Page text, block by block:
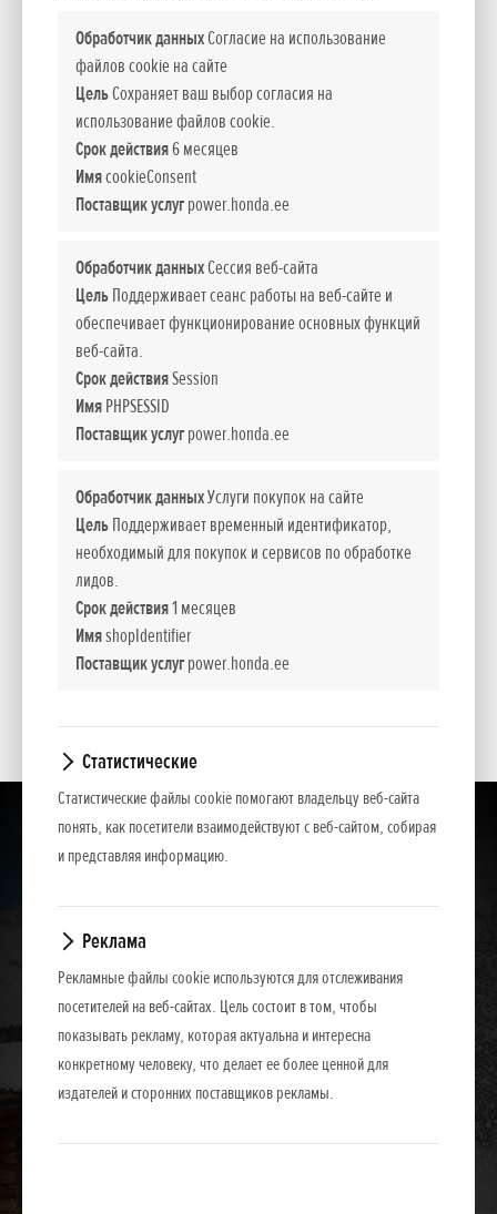
Обработчик данныхСогласие на использование
файлов cookie на сайте
ЦельСохраняет ваш выбор согласия на
использование файлов cookie.
Срок действия6 месяцев
ИмяcookieConsent
Поставщик услугpower.honda.ee
Обработчик данныхСессия веб-сайта
ЦельПоддерживает сеанс работы на веб-сайте и
обеспечивает функционирование основных функций
веб-сайта.
Срок действияSession
ИмяPHPSESSID
Поставщик услугpower.honda.ee
Обработчик данныхУслуги покупок на сайте
ЦельПоддерживает временный идентификатор,
необходимый для покупок и сервисов по обработке
лидов.
Срок действия1 месяцев
ИмяshopIdentifier
Поставщик услугpower.honda.ee
Статистические
Статистические файлы cookie помогают владельцу веб-сайта
понять, как посетители взаимодействуют с веб-сайтом, собирая
и представляя информацию.
Реклама
Рекламные файлы cookie используются для отслеживания
посетителей на веб-сайтах. Цель состоит в том, чтобы
показывать рекламу, которая актуальна и интересна
конкретному человеку, что делает ее более ценной для
издателей и сторонних поставщиков рекламы.
Показать содержимое всех категорий HSS 760 ETD
Спецификация Показать всё
Двигатель
Мощность л.с.
Ширина зоны обработки, см
Объем топливного бака, л
3,1
Hydrostatic Drive
Сухая масса, кг
Уровень шума дБ (A)